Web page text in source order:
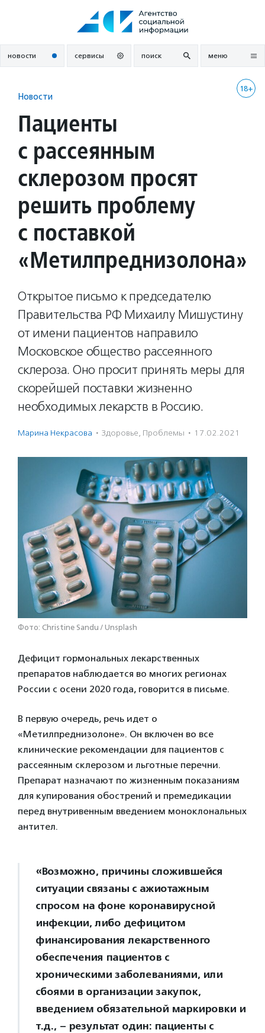
новости сервисы поиск меню
18+
Новости
Пациенты
с рассеянным
склерозом просят
решить проблему
с поставкой
«Метилпреднизолона»
Открытое письмо к председателю
Правительства РФ Михаилу Мишустину
от имени пациентов направило
Московское общество рассеянного
склероза. Оно просит принять меры для
скорейшей поставки жизненно
необходимых лекарств в Россию.
Марина Некрасова · Здоровье, Проблемы · 17.02.2021
Фото: Christine Sandu / Unsplash
Дефицит гормональных лекарственных
препаратов наблюдается во многих регионах
России с осени 2020 года, говорится в письме.
В первую очередь, речь идет о
«Метилпреднизолоне». Он включен во все
клинические рекомендации для пациентов с
рассеянным склерозом и льготные перечни.
Препарат назначают по жизненным показаниям
для купирования обострений и премедикации
перед внутривенным введением моноклональных
антител.
«Возможно, причины сложившейся
ситуации связаны с ажиотажным
спросом на фоне коронавирусной
инфекции, либо дефицитом
финансирования лекарственного
обеспечения пациентов с
хроническими заболеваниями, или
сбоями в организации закупок,
введением обязательной маркировки и
т.д., – результат один: пациенты с